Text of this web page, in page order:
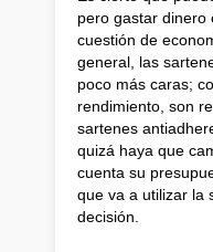
pero gastar dinero
cuestión de
general, las
poco más caras;
rendimiento, son
sartenes
quizá haya que
cuenta su
que va a utilizar la
decisión.